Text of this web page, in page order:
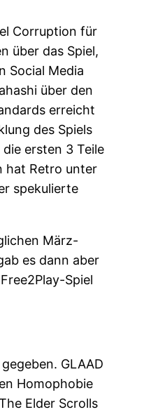
Corruption für
über das Spiel,
Social Media
über den
erreicht
des Spiels
ersten 3 Teile
hat Retro unter
spekulierte
März-
es dann aber
Spiel
GLAAD
Homophobie
Elder Scrolls